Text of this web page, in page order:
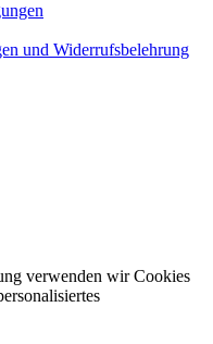
und Widerrufsbelehrung
verwenden wir Cookies